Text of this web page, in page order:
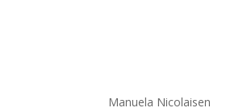
Manuela Nicolaisen